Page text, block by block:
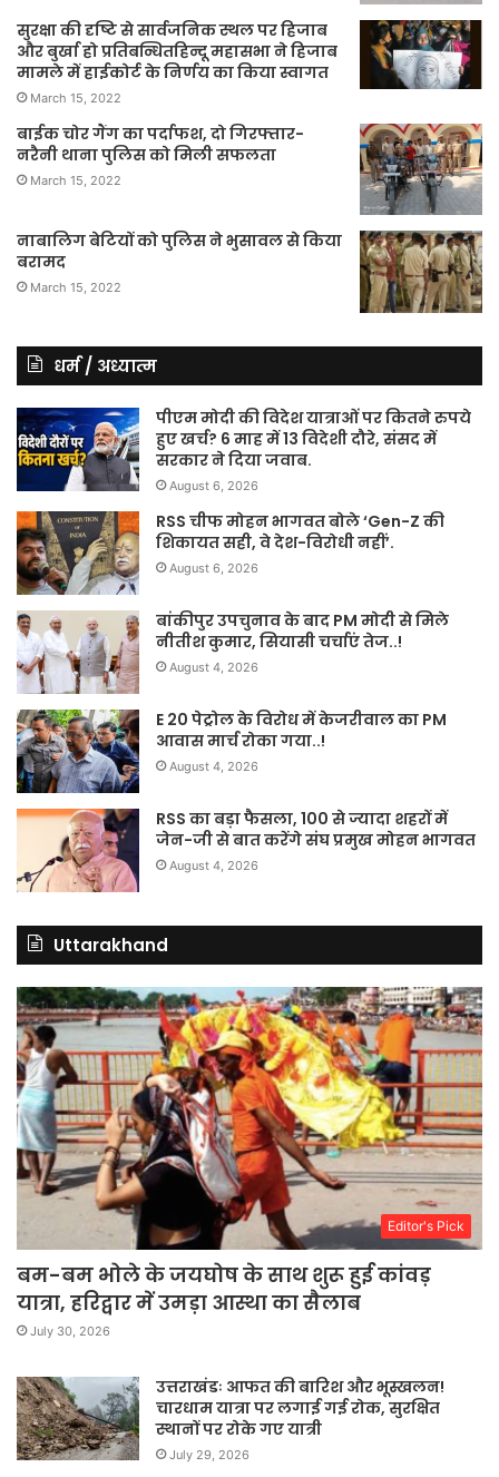
सुरक्षा की दृष्टि से सार्वजनिक स्थल पर हिजाब
और बुर्खा हो प्रतिबन्धितहिन्दू महासभा ने हिजाब
मामले में हाईकोर्ट के निर्णय का किया स्वागत
March 15, 2022
बाईक चोर गैंग का पर्दाफश, दो गिरफ्तार-
नरैनी थाना पुलिस को मिली सफलता
March 15, 2022
नाबालिग बेटियों को पुलिस ने भुसावल से किया
बरामद
March 15, 2022
धर्म / अध्यात्म
पीएम मोदी की विदेश यात्राओं पर कितने रुपये
हुए खर्च? 6 माह में 13 विदेशी दौरे, संसद में
सरकार ने दिया जवाब.
August 6, 2026
RSS चीफ मोहन भागवत बोले ‘Gen-Z की
शिकायत सही, वे देश-विरोधी नहीं’.
August 6, 2026
बांकीपुर उपचुनाव के बाद PM मोदी से मिले
नीतीश कुमार, सियासी चर्चाएं तेज..!
August 4, 2026
E 20 पेट्रोल के विरोध में केजरीवाल का PM
आवास मार्च रोका गया..!
August 4, 2026
RSS का बड़ा फैसला, 100 से ज्यादा शहरों में
जेन-जी से बात करेंगे संघ प्रमुख मोहन भागवत
August 4, 2026
Uttarakhand
Editor's Pick
बम-बम भोले के जयघोष के साथ शुरू हुई कांवड़
यात्रा, हरिद्वार में उमड़ा आस्था का सैलाब
July 30, 2026
उत्तराखंडः आफत की बारिश और भूस्खलन!
चारधाम यात्रा पर लगाई गई रोक, सुरक्षित
स्थानों पर रोके गए यात्री
July 29, 2026